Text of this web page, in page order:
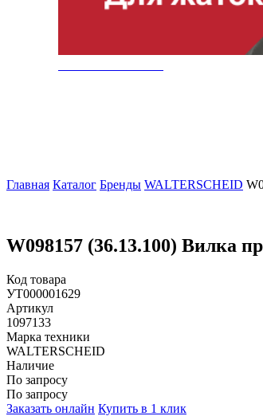
Главная Каталог Бренды WALTERSCHEID
W098157 (36.13.100) Вилка
Код товара
УТ000001629
Артикул
1097133
Марка техники
WALTERSCHEID
Наличие
По запросу
По запросу
Заказать онлайн Купить в 1 клик